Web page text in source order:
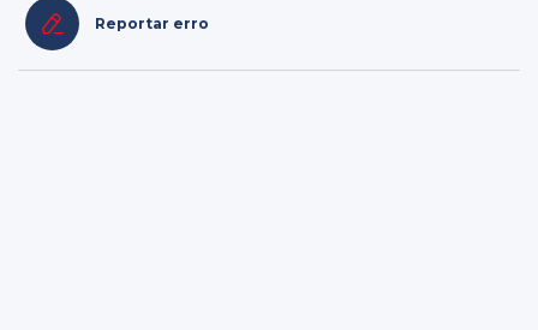
Reportar erro